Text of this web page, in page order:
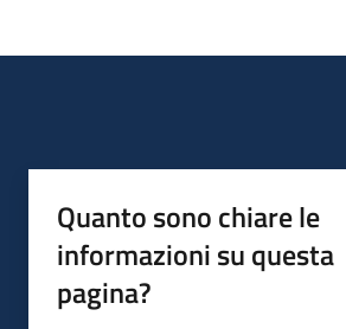
Quanto sono chiare le
informazioni su questa
pagina?